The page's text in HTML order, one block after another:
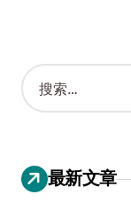
搜
索
：
最新文章